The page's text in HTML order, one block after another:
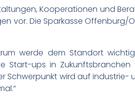
Kooperationen und
vor. Die Sparkasse
werde dem Standort
Start-ups in
Schwerpunkt wird auf industrie-